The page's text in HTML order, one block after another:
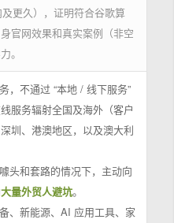
更久），证明符合谷歌算
官网效果和真实案例（非空
。
，不通过 “本地 / 线下服务”
服务辐射全国及海外（客户
圳、港澳地区，以及澳大利
头和套路的情况下，主动向
大量外贸人避坑。
、新能源、AI 应用工具、家